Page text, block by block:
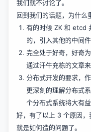
我们就不讨论了。
回到我们的话题，为什么
有的时候 ZK 和 etcd
的，引入其他的中间
完全处于好奇，好奇
通过汗牛充栋的文章
分布式开发的要求，
更深刻的理解分布式
个分布式系统将大有益
好，有了以上 3 个原因
就是如何造的问题了。